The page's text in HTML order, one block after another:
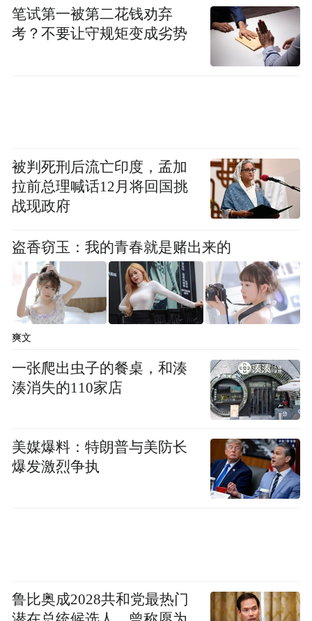
首，入选红果短剧“果燃计划”第三期片单，
并斩获第十六届北京国际电影节微短剧单元
“年度文旅融合赋能作品” 殊荣，实现行业口
《太原之约》主创分享创作感悟
主角林俊毅、女主角陈怡霏等主创分享创作
感悟，主题曲原唱歌手张翘现场演唱《约起
来去太原》，将气氛推向高潮。
笔试第一被第二花钱劝弃
考？不要让守规矩变成劣势
被判死刑后流亡印度，孟加
拉前总理喊话12月将回国挑
战现政府
盗香窃玉：我的青春就是赌出来的
爽文
一张爬出虫子的餐桌，和湊
湊消失的110家店
美媒爆料：特朗普与美防长
爆发激烈争执
鲁比奥成2028共和党最热门